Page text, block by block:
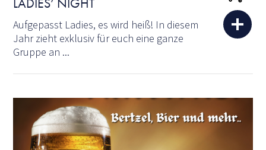
Aufgepasst Ladies, es wird heiß! In diesem
Jahr zieht exklusiv für euch eine ganze
Gruppe an ...